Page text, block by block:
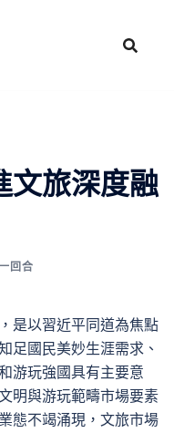
文旅深度融
回合
是以習近平同道為焦點
足國民美妙生涯需求、
游玩強國具有主要意
明與游玩範疇市場要素
態不竭涌現，文旅市場